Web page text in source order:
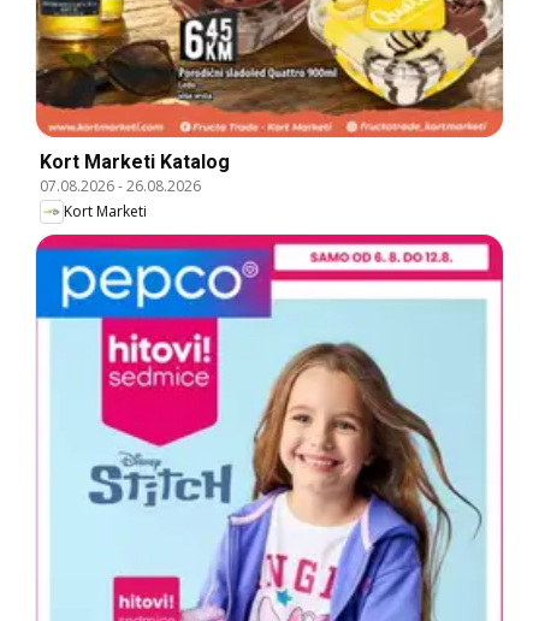
Kort Marketi Katalog
07.08.2026-26.08.2026
Kort Marketi